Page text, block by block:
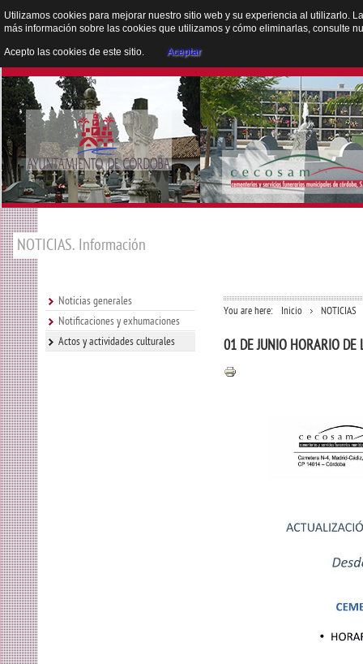
NOTICIAS. Información
Noticias generales
Notificaciones y exhumaciones
Actos y actividades culturales
You are here: Inicio NOTICIAS
01 DE JUNIO HORARIO DE
Utilizamos cookies para mejorar nuestro sitio web y su experiencia al utilizarlo.
más información sobre las cookies que utilizamos y cómo eliminarlas, consulte
Acepto las cookies de este sitio. Aceptar